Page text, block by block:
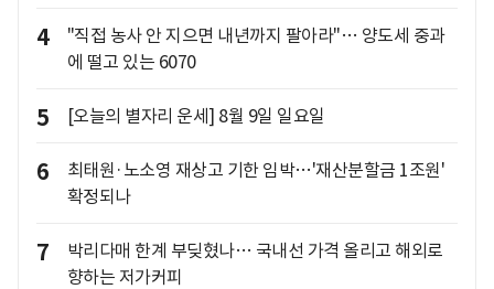
4
"직접 농사 안 지으면 내년까지 팔아라"… 양도세 중과
에 떨고 있는 6070
5 [오늘의 별자리 운세] 8월 9일 일요일
6
최태원·노소영 재상고 기한 임박…'재산분할금 1조원'
확정되나
7
박리다매 한계 부딪혔나… 국내선 가격 올리고 해외로
향하는 저가커피